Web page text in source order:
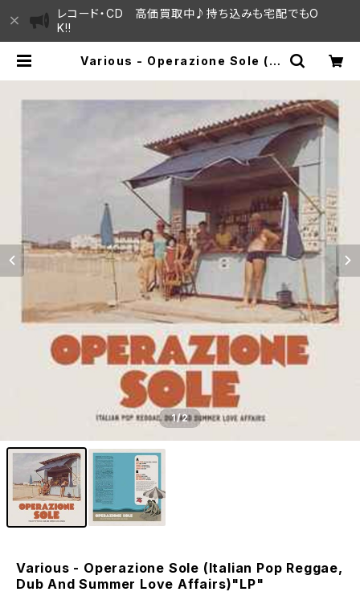
レコード・CD 高価買取中♪持ち込みも宅配でもO
K!!
Various - Operazione Sole (It
YAMA HOUSE / ハレまち通りから
すぐ♫見晴らしの良いレコード屋
1/2
Various - Operazione Sole (Italian Pop Reggae,
Dub And Summer Love Affairs)"LP"